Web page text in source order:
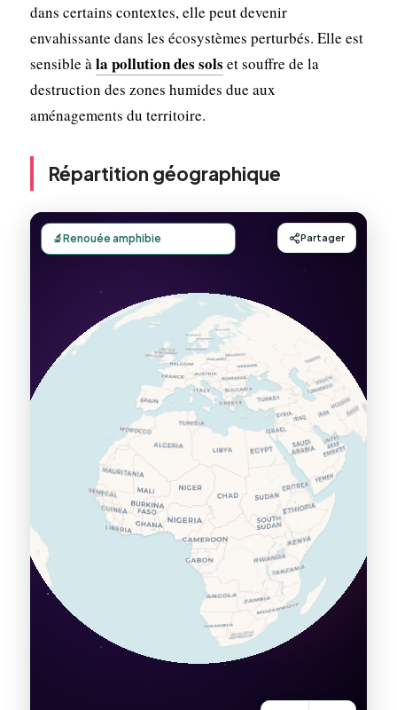
dans certains contextes, elle peut devenir
envahissante dans les écosystèmes perturbés. Elle est
sensible àla pollution des sols et souffre de la
destruction des zones humides due aux
aménagements du territoire.
Répartition géographique